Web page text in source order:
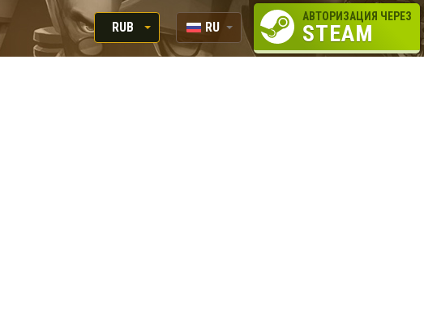
RUB
RUB
RU
EN
АВТОРИЗАЦИЯ ЧЕРЕЗ
STEAM